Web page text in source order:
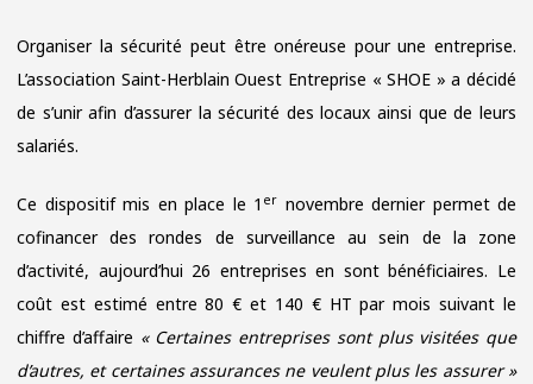
26
ENTREPRISES
DE
S’UNISSENT
Organiser la sécurité peut être onéreuse pour une entreprise.
L’association Saint-Herblain Ouest Entreprise « SHOE » a décidé
de s’unir afin d’assurer la sécurité des locaux ainsi que de leurs
salariés.
Ce dispositif mis en place le 1 er novembre dernier permet de
cofinancer des rondes de surveillance au sein de la zone
d’activité, aujourd’hui 26 entreprises en sont bénéficiaires. Le
coût est estimé entre 80 € et 140 € HT par mois suivant le
chiffre d’affaire « Certaines entreprises sont plus visitées que
d’autres, et certaines assurances ne veulent plus les assurer »